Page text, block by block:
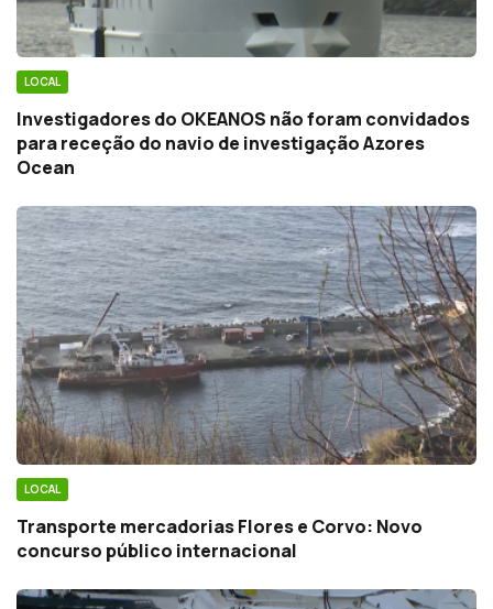
LOCAL
Investigadores do OKEANOS não foram convidados
para receção do navio de investigação Azores
Ocean
LOCAL
Transporte mercadorias Flores e Corvo: Novo
concurso público internacional